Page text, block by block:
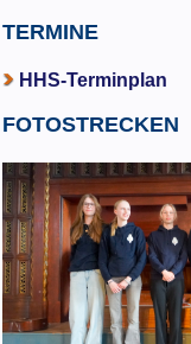
TERMINE
HHS-Terminplan
FOTOSTRECKEN